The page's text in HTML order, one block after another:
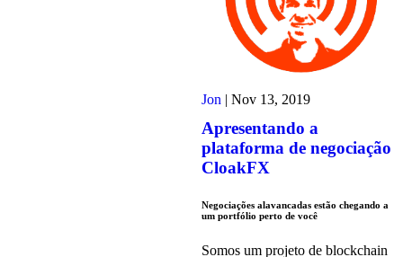
Jon Nov 13, 2019
Apresentando a
plataforma de negociação
CloakFX
Negociações alavancadas estão chegando a
um portfólio perto de você
Somos um projeto de blockchain